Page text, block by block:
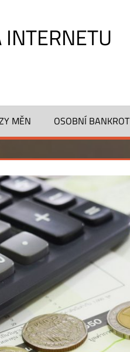
INTERNETU
MĚN OSOBNÍ BANKROT